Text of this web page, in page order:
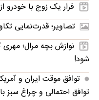
فرار یک زوج با خودرو
تصاویر؛ قدرت‌نمایی
نوازش بچه مرال؛
شود!
توافق موقت ایران و
توافق احتمالی و چراغ سبز